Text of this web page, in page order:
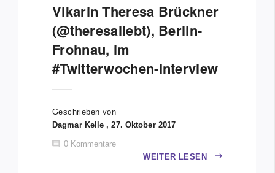
Vikarin Theresa Brückner
(@theresaliebt), Berlin-
Frohnau, im
#Twitterwochen-Interview
Geschrieben von
Dagmar Kelle , 27. Oktober 2017
0 Kommentare
WEITER LESEN